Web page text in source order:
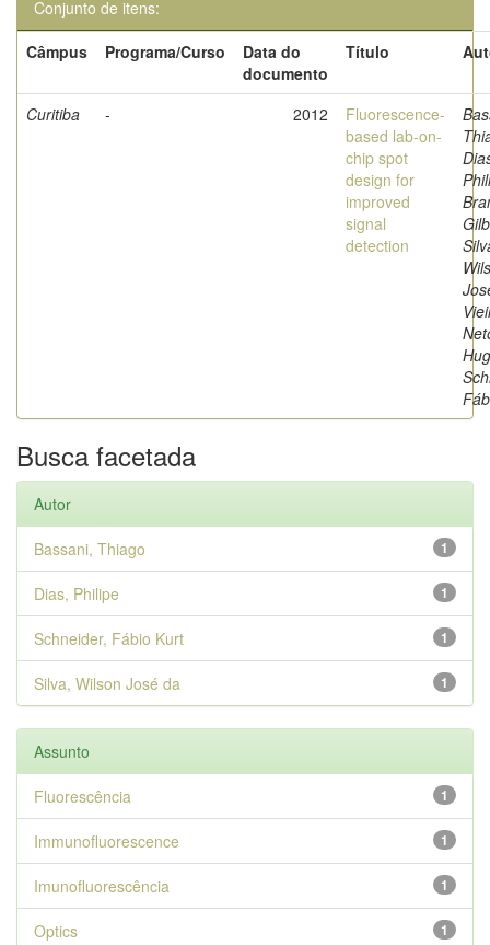
Conjunto de itens:
Câmpus
Programa/Curso
Data do
documento
Título
Curitiba - 2012
Fluorescence-
based lab-on-
chip spot
design for
improved
signal
detection
Busca facetada
Autor
1
Bassani, Thiago
1
Dias, Philipe
1
Schneider, Fábio Kurt
1
Silva, Wilson José da
Assunto
1
Fluorescência
1
Immunofluorescence
1
Imunofluorescência
1
Optics